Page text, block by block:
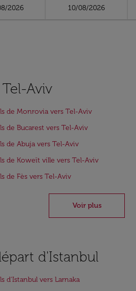
2026 10/08/2026
Aviv
de Monrovia vers Tel-Aviv
de Bucarest vers Tel-Aviv
de Abuja vers Tel-Aviv
de Koweït ville vers Tel-Aviv
de Fès vers Tel-Aviv
Voir plus
d'Istanbul
d'Istanbul vers Larnaka